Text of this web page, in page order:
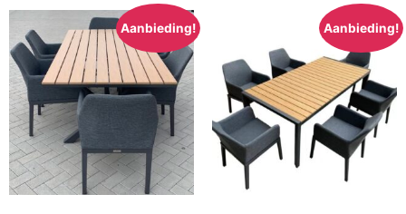
Aanbieding! Aanbieding!